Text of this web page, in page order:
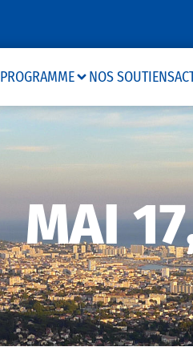
PROGRAMME NOS SOUTIENS
MAI